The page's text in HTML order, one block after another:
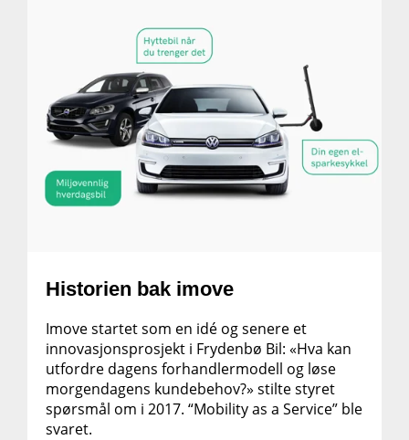
Historien bak imove
Imove startet som en idé og senere et
innovasjonsprosjekt i Frydenbø Bil: «Hva kan
utfordre dagens forhandlermodell og løse
morgendagens kundebehov?» stilte styret
spørsmål om i 2017. “Mobility as a Service” ble
svaret.